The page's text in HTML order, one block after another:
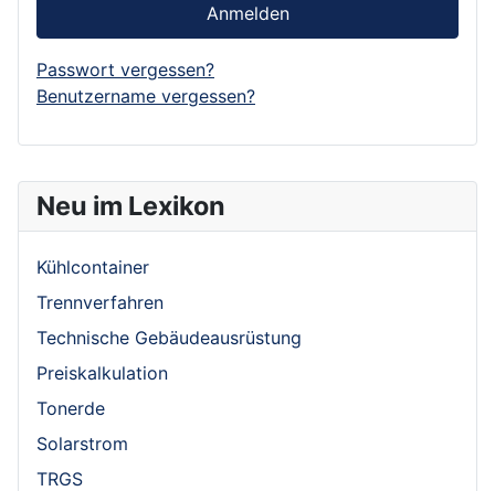
Neu im Lexikon
Kühlcontainer
Trennverfahren
Technische Gebäudeausrüstung
Preiskalkulation
Tonerde
Solarstrom
TRGS
Anmelden
Passwort vergessen?
Benutzername vergessen?